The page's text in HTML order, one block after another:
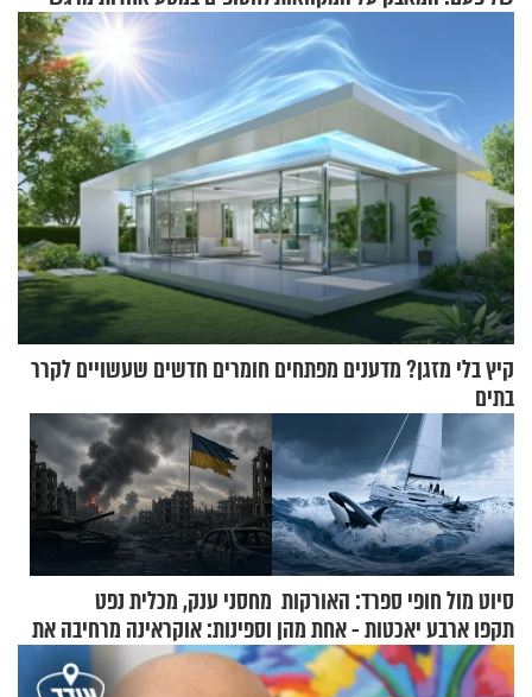
קיץ בלי מזגן? מדענים מפתחים חומרים חדשים שעשויים לקרר
בתים
סיוט מול חופי ספרד: האורקות
תקפו ארבע יאכטות - אחת מהן
טבעה
מחסני ענק, מכלית נפט
וספינות: אוקראינה מרחיבה את
התקיפות בעומק רוסיה